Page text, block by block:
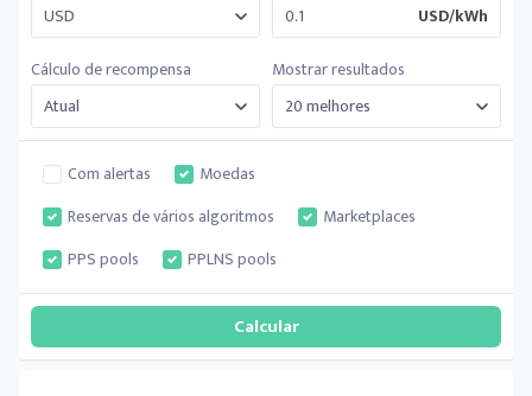
USD/kWh
Cálculo de recompensa
Mostrar resultados
Com alertas
Moedas
Reservas de vários algoritmos
Marketplaces
PPS pools
PPLNS pools